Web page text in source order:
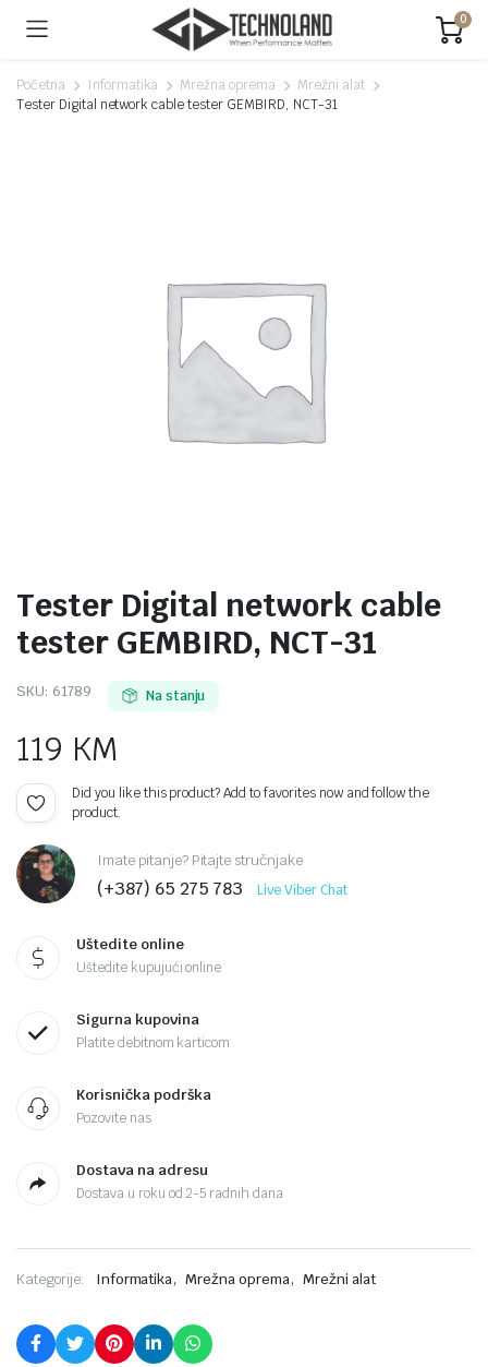
0
Početna Informatika Mrežna oprema
Mrežni alat
Tester Digital network cable tester GEMBIRD, NCT-31
Tester Digital network cable
tester GEMBIRD, NCT-31
SKU: 61789 Na stanju
119 KM
Did you like this product? Add to favorites now and follow the
product.
Imate pitanje? Pitajte stručnjake
(+387) 65 275 783 Live Viber Chat
Uštedite online
Uštedite kupujući online
Sigurna kupovina
Platite debitnom karticom
Korisnička podrška
Pozovite nas
Dostava na adresu
Dostava u roku od 2-5 radnih dana
Kategorije: Informatika, Mrežna oprema, Mrežni alat